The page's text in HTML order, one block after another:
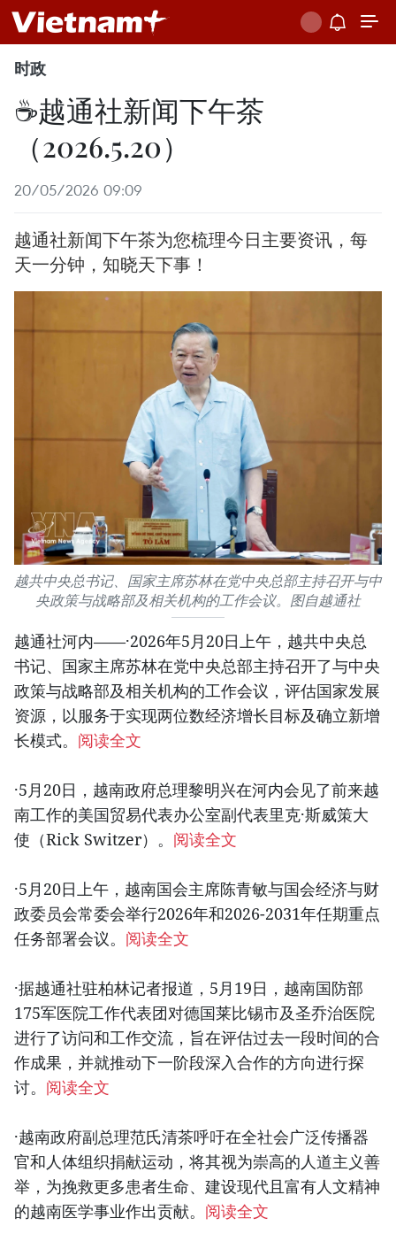
时政
☕️越通社新闻下午茶
（2026.5.20）
20/05/2026 09:09
越通社新闻下午茶为您梳理今日主要资讯，每
天一分钟，知晓天下事！
越共中央总书记、国家主席苏林在党中央总部主持召开与中
央政策与战略部及相关机构的工作会议。图自越通社
越通社河内——·2026年5月20日上午，越共中央总
书记、国家主席苏林在党中央总部主持召开了与中央
政策与战略部及相关机构的工作会议，评估国家发展
资源，以服务于实现两位数经济增长目标及确立新增
长模式。 阅读全文
·5月20日，越南政府总理黎明兴在河内会见了前来越
南工作的美国贸易代表办公室副代表里克·斯威策大
使（Rick Switzer）。 阅读全文
·5月20日上午，越南国会主席陈青敏与国会经济与财
政委员会常委会举行2026年和2026-2031年任期重点
任务部署会议。 阅读全文
·据越通社驻柏林记者报道，5月19日，越南国防部
175军医院工作代表团对德国莱比锡市及圣乔治医院
进行了访问和工作交流，旨在评估过去一段时间的合
作成果，并就推动下一阶段深入合作的方向进行探
讨。 阅读全文
·越南政府副总理范氏清茶呼吁在全社会广泛传播器
官和人体组织捐献运动，将其视为崇高的人道主义善
举，为挽救更多患者生命、建设现代且富有人文精神
的越南医学事业作出贡献。 阅读全文